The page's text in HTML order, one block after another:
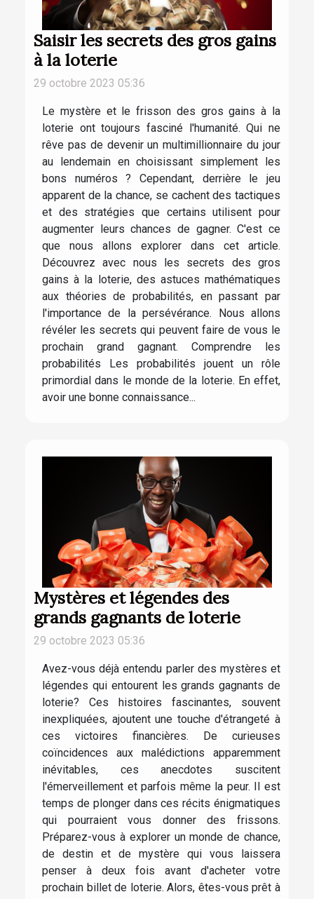
Saisir les secrets des gros gains
à la loterie
29 octobre 2023 05:36
Le mystère et le frisson des gros gains à la
loterie ont toujours fasciné l'humanité. Qui ne
rêve pas de devenir un multimillionnaire du jour
au lendemain en choisissant simplement les
bons numéros ? Cependant, derrière le jeu
apparent de la chance, se cachent des tactiques
et des stratégies que certains utilisent pour
augmenter leurs chances de gagner. C'est ce
que nous allons explorer dans cet article.
Découvrez avec nous les secrets des gros
gains à la loterie, des astuces mathématiques
aux théories de probabilités, en passant par
l'importance de la persévérance. Nous allons
révéler les secrets qui peuvent faire de vous le
prochain grand gagnant. Comprendre les
probabilités Les probabilités jouent un rôle
primordial dans le monde de la loterie. En effet,
avoir une bonne connaissance...
Mystères et légendes des
grands gagnants de loterie
29 octobre 2023 05:36
Avez-vous déjà entendu parler des mystères et
légendes qui entourent les grands gagnants de
loterie? Ces histoires fascinantes, souvent
inexpliquées, ajoutent une touche d'étrangeté à
ces victoires financières. De curieuses
coïncidences aux malédictions apparemment
inévitables, ces anecdotes suscitent
l'émerveillement et parfois même la peur. Il est
temps de plonger dans ces récits énigmatiques
qui pourraient vous donner des frissons.
Préparez-vous à explorer un monde de chance,
de destin et de mystère qui vous laissera
penser à deux fois avant d'acheter votre
prochain billet de loterie. Alors, êtes-vous prêt à